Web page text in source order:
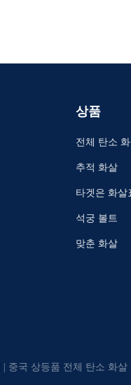
상품
전체 탄소
추적 화살
타겟은 화살
석궁 볼트
맞춘 화살
| 중국 상등품 전체 탄소 화살